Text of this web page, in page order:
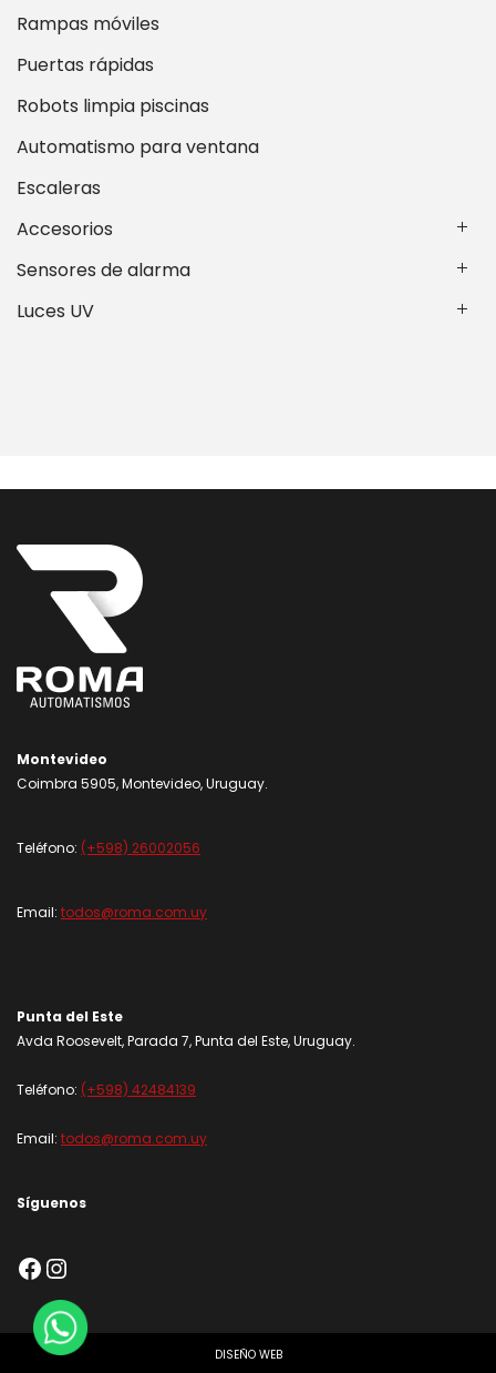
Rampas móviles
Puertas rápidas
Robots limpia piscinas
Automatismo para ventana
Escaleras
Accesorios
Sensores de alarma
Luces UV
Montevideo
Coimbra 5905, Montevideo, Uruguay.
Teléfono: (+598) 26002056
Email: todos@roma.com.uy
Punta del Este
Avda Roosevelt, Parada 7, Punta del Este, Uruguay.
Teléfono: (+598) 42484139
Email: todos@roma.com.uy
Síguenos
Facebook
Instagram
DISEÑO WEB